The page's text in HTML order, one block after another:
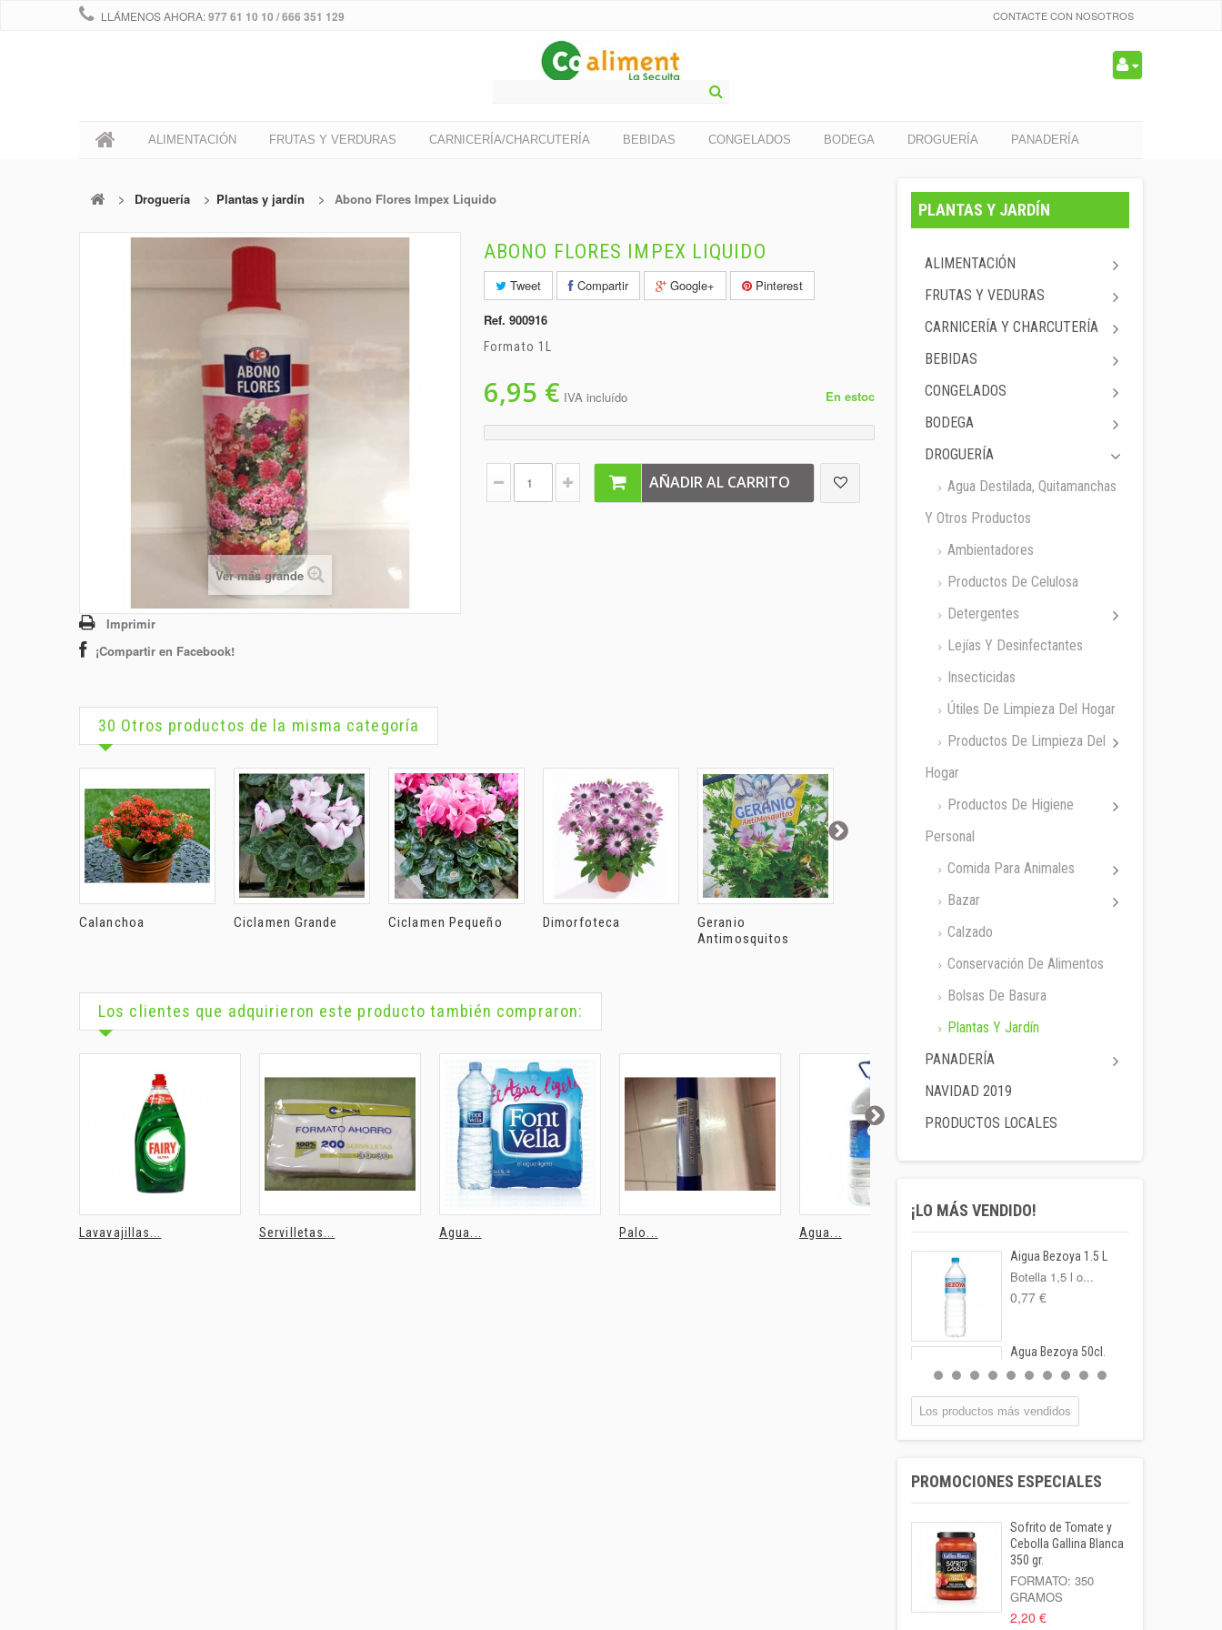
CONTACTE CON NOSOTROS
LLÁMENOS AHORA:977 61 10 10 / 666 351 129
ALIMENTACIÓN FRUTAS Y VERDURAS CARNICERÍA/CHARCUTERÍA BEBIDAS CONGELADOS BODEGA DROGUERÍA PANADERÍA
> Droguería > Plantas y jardín > Abono Flores Impex Liquido
Ver más grande
Imprimir
¡Compartir en Facebook!
ABONO FLORES IMPEX LIQUIDO
Tweet Compartir Google+
Pinterest
Ref. 900916
Formato 1L
6,95 € IVA incluído En estoc
AÑADIR AL CARRITO
30 Otros productos de la misma categoría
Calanchoa Ciclamen Grande Ciclamen Pequeño Dimorfoteca
Geranio
Antimosquitos
Geranio de Colgar
Los clientes que adquirieron este producto también compraron:
Lavavajillas... Servilletas... Agua... Palo... Agua...
PLANTAS Y JARDÍN
ALIMENTACIÓN
FRUTAS Y VEDURAS
CARNICERÍA Y CHARCUTERÍA
BEBIDAS
CONGELADOS
BODEGA
DROGUERÍA
Agua Destilada, Quitamanchas
Y Otros Productos
Ambientadores
Productos De Celulosa
Detergentes
Lejías Y Desinfectantes
Insecticidas
Útiles De Limpieza Del Hogar
Productos De Limpieza Del
Hogar
Productos De Higiene
Personal
Comida Para Animales
Bazar
Calzado
Conservación De Alimentos
Bolsas De Basura
Plantas Y Jardín
PANADERÍA
NAVIDAD 2019
PRODUCTOS LOCALES
¡LO MÁS VENDIDO!
Aigua Bezoya 1.5 L
Botella 1,5 l o...
0,77 €
Agua Bezoya 50cl.
FORMATO:
0,55 €
Lata 33cl
Leche Coaliment
Semidesnatada
Botella 1l o...
1,02 €
Los productos más vendidos
PROMOCIONES ESPECIALES
Sofrito de Tomate y
Cebolla Gallina Blanca
350 gr.
FORMATO: 350
GRAMOS
2,20 €